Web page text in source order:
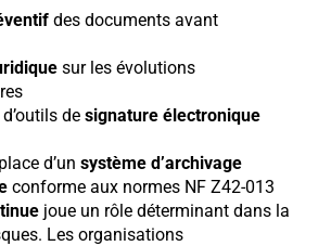
des documents avant
sur les évolutions
de signature électronique
d’un système d’archivage
conforme aux normes NF Z42-013
joue un rôle déterminant dans la
Les organisations